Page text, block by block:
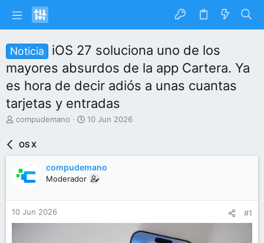
Noticia
iOS 27 soluciona uno de los
mayores absurdos de la app Cartera. Ya
es hora de decir adiós a unas cuantas
tarjetas y entradas
I
a
r
d
e
compudemano
F
d
e
n
c
10 Jun 2026
OS X
compudemano
Moderador
10 Jun 2026 #1